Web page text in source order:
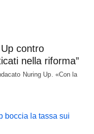
contro
nella riforma”
Nuring Up. «Con la